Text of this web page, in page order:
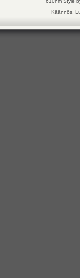
Käännös,